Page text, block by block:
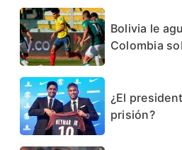
Bolivia le
Colombia
¿El
prisión?